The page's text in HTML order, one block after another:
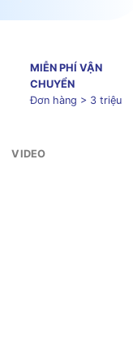
MIỄN PHÍ VẬN
CHUYỂN
Đơn hàng > 3 triệu
VIDEO